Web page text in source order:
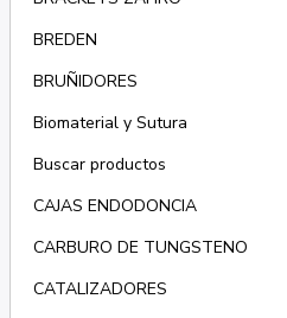
BREDEN
BRUÑIDORES
Biomaterial y Sutura
Buscar productos
CAJAS ENDODONCIA
CARBURO DE TUNGSTENO
CATALIZADORES